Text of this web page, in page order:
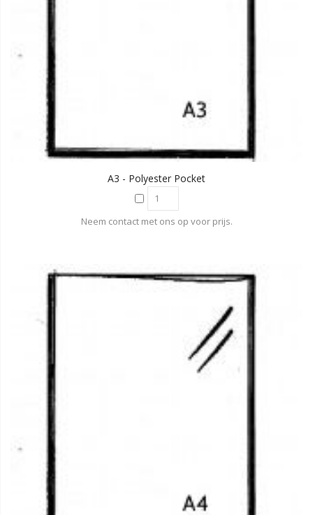
A3 - Polyester Pocket
Neem contact met ons op voor prijs.